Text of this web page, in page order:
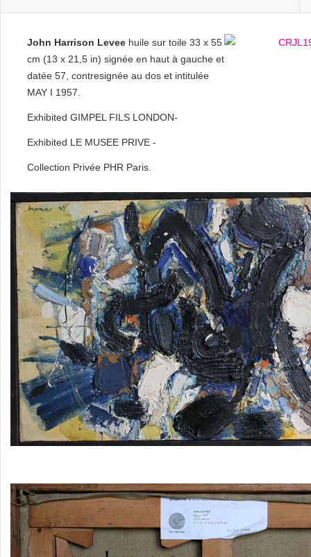
John Harrison Levee huile sur toile 33 x 55
cm (13 x 21,5 in) signée en haut à gauche et
datée 57, contresignée au dos et intitulée
MAY I 1957.
Exhibited GIMPEL FILS LONDON-
Exhibited LE MUSEE PRIVE -
Collection Privée PHR Paris.